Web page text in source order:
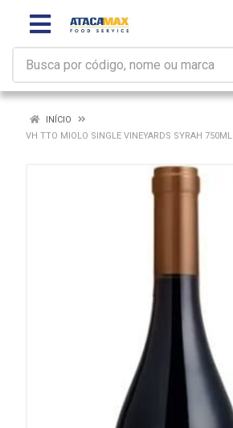
INÍCIO
VH TTO MIOLO SINGLE VINEYARDS SYRAH 750ML